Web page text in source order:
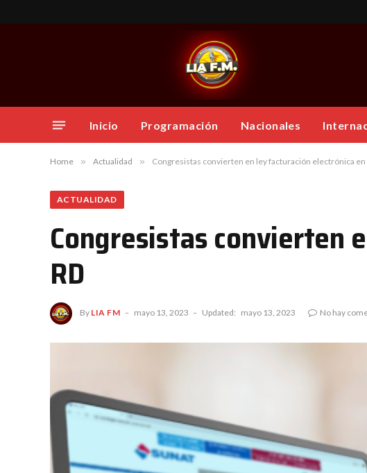
Inicio Programación Nacionales
Home » Actualidad » Congresistas convierten en ley facturación electrónica en
ACTUALIDAD
Congresistas convierten
RD
By LIA FM mayo 13, 2023 Updated: mayo 13, 2023 No hay